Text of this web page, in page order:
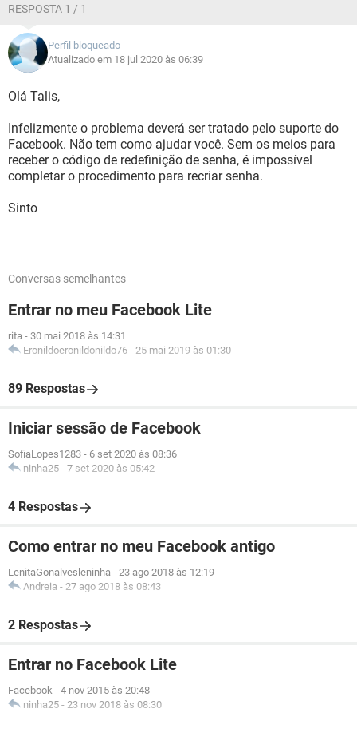
RESPOSTA 1 / 1
Perfil bloqueado
Atualizado em 18 jul 2020 às 06:39
Olá Talis,
Infelizmente o problema deverá ser tratado pelo suporte do
Facebook. Não tem como ajudar você. Sem os meios para
receber o código de redefinição de senha, é impossível
completar o procedimento para recriar senha.
Sinto
Conversas semelhantes
Entrar no meu Facebook Lite
rita - 30 mai 2018 às 14:31
Eronildoeronildonildo76 - 25 mai 2019 às 01:30
89 Respostas
Iniciar sessão de Facebook
SofiaLopes1283 - 6 set 2020 às 08:36
ninha25 - 7 set 2020 às 05:42
4 Respostas
Como entrar no meu Facebook antigo
LenitaGonalvesleninha - 23 ago 2018 às 12:19
Andreia - 27 ago 2018 às 08:43
2 Respostas
Entrar no Facebook Lite
Facebook - 4 nov 2015 às 20:48
ninha25 - 23 nov 2018 às 08:30